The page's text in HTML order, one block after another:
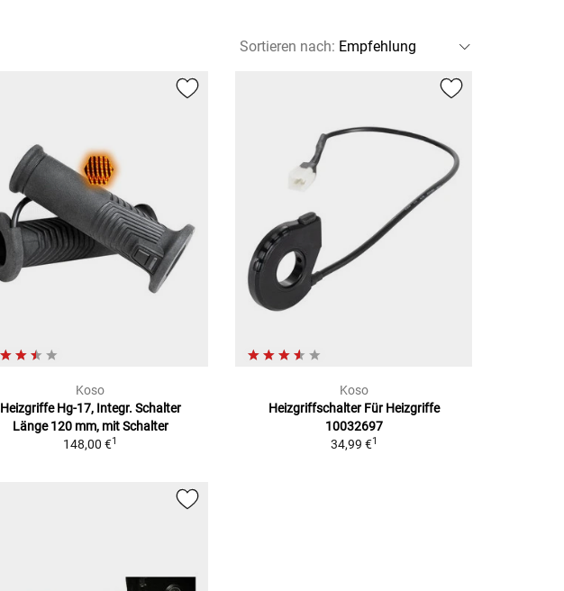
Sortieren nach:
Koso
Heizgriffe Hg-17, Integr. Schalter
Länge 120 mm, mit Schalter
148,00 €1
Koso
Heizgriffschalter Für Heizgriffe
10032697
34,99 €1